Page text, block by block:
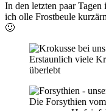
In den letzten paar Tagen
ich olle Frostbeule
🙂
Erstaunlich viele
überlebt
Die Forsythien